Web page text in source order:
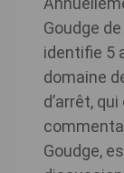
Goudge de
identifie 5
domaine
d’arrêt,
Goudge,